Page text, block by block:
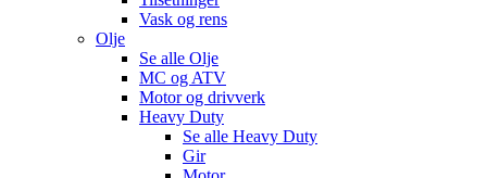
Vask og rens
Olje
Se alle Olje
MC og ATV
Motor og drivverk
Heavy Duty
Se alle Heavy Duty
Gir